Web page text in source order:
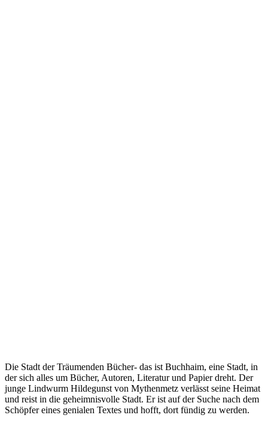
Die Stadt der Träumenden Bücher- das ist Buchhaim, eine Stadt, in
der sich alles um Bücher, Autoren, Literatur und Papier dreht. Der
junge Lindwurm Hildegunst von Mythenmetz verlässt seine Heimat
und reist in die geheimnisvolle Stadt. Er ist auf der Suche nach dem
Schöpfer eines genialen Textes und hofft, dort fündig zu werden.